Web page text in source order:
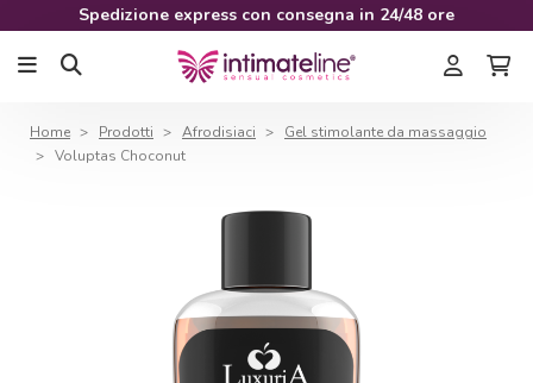
Spedizione express con consegna in 24/48 ore
Home Prodotti Afrodisiaci
Gel stimolante da massaggio
Voluptas Choconut